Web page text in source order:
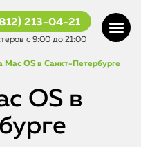
213-04-21
с 9:00 до 21:00
Mac OS в Санкт-Петербурге
OS в